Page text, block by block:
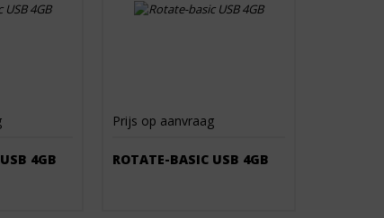
4GB
Prijs op aanvraag
ROTATE-BASIC USB 4GB